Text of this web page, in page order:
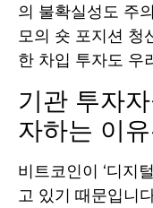
의 불확실성도 주
모의 숏 포지션 청
한 차입 투자도 우
기관 투자
자하는 이
비트코인이 ‘디지
고 있기 때문입니